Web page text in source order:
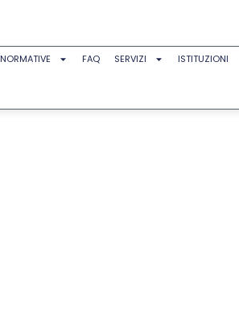
NORMATIVE FAQ SERVIZI ISTITUZIONI